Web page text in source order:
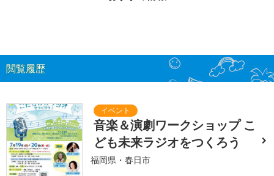
閲覧履歴
音楽＆演劇ワークショップ こ
ども未来ラジオをつくろう
福岡県・春日市